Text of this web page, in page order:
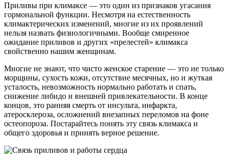
Приливы при климаксе — это один из признаков угасания
гормональной функции. Несмотря на естественность
климактерических изменений, многие из их проявлений
нельзя назвать физиологичными. Вообще смиренное
ожидание приливов и других «прелестей» климакса
свойственно нашим женщинам.
Многие не знают, что чисто женское старение — это не только
морщины, сухость кожи, отсутствие месячных, но и жуткая
усталость, невозможность нормально работать и спать,
снижение либидо и внешней привлекательности. В конце
концов, это ранняя смерть от инсульта, инфаркта,
атеросклероза, осложнений внезапных переломов на фоне
остеопороза. Постарайтесь понять эту связь климакса и
общего здоровья и принять верное решение.